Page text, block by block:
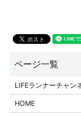
LIFEランナーチャン
HOME